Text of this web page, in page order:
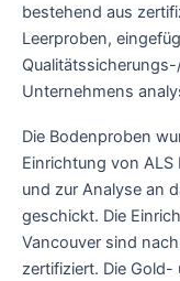
bestehend aus
Leerproben,
Unternehmens
Die Bodenproben
Einrichtung von
und zur Analyse an
geschickt. Die
Vancouver sind
zertifiziert. Die Gold-